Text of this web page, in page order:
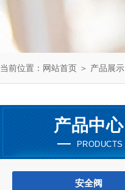
当前位置： 网站首页 ＞ 产品展示
产品中心
PRODUCTS
安全阀